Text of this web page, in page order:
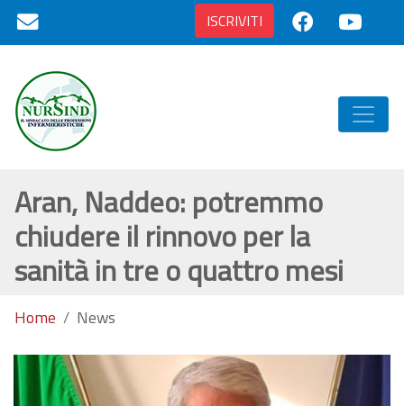
ISCRIVITI
Aran, Naddeo: potremmo
chiudere il rinnovo per la
sanità in tre o quattro mesi
Home News